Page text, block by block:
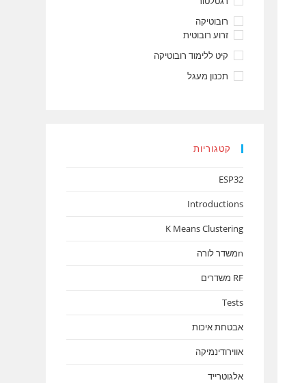
רובוטיקה
זרוע רובוטית
קיט ללימוד רובוטיקה
תכנון מעגל
קטגוריות
ESP32
Introductions
K Means Clustering
nמשדר לורה
RF משדרים
Tests
אבטחת איכות
אווירודינמיקה
אלגוטרייד